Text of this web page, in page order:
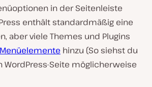
in der Seitenleiste
enthält standardmäßig eine
aber viele Themes und Plugins
hinzu (So siehst du
WordPress-Seite möglicherweise